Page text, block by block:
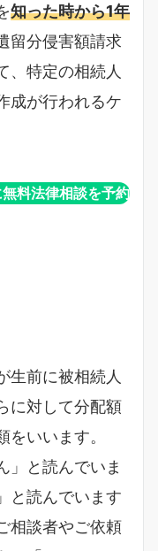
知った時から1年
留分侵害額請求
、特定の相続人
成が行われるケ
料法律相談を予約
生前に被相続人
に対して分配額
いいます。
」と読んでいま
と読んでいます
相談者やご依頼